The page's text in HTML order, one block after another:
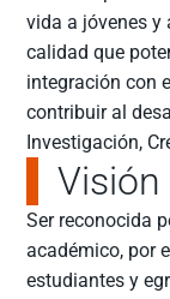
vida a jóvenes y
calidad que
integración con
contribuir al
Investigación,
Visión
Ser reconocida
académico, por
estudiantes y